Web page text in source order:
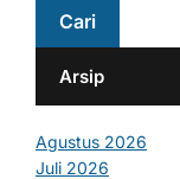
Arsip
Agustus 2026
Juli 2026